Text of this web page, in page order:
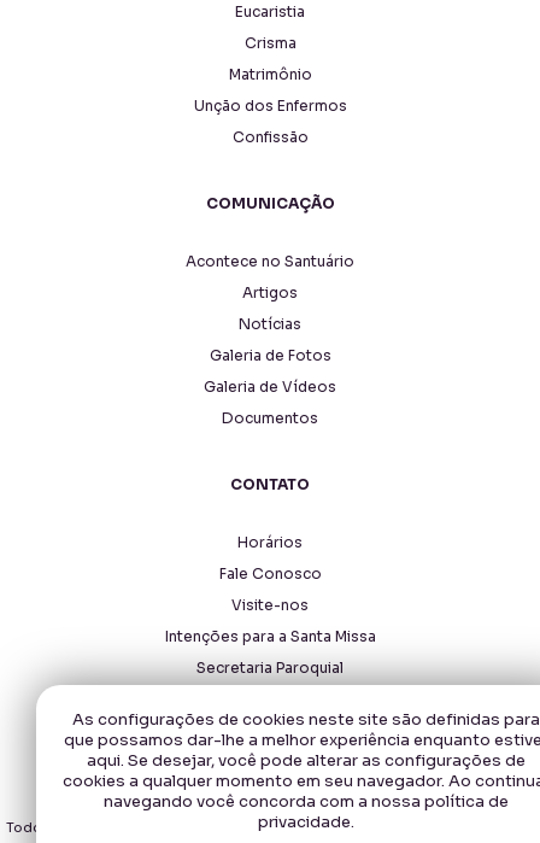
As configurações de cookies neste site são definidas para
que possamos dar-lhe a melhor experiência enquanto
aqui. Se desejar, você pode alterar as configurações de
cookies a qualquer momento em seu navegador. Ao
navegando você concorda com a nossa política de
privacidade.
Eucaristia
Crisma
Matrimônio
Unção dos Enfermos
Confissão
COMUNICAÇÃO
Acontece no Santuário
Artigos
Notícias
Galeria de Fotos
Galeria de Vídeos
Documentos
CONTATO
Horários
Fale Conosco
Visite-nos
Intenções para a Santa Missa
Secretaria Paroquial
Copyright © 2026 - Santuário Santa Rita de Cássia.
Todos os direitos reservados, navegando no site você aceita a nossa